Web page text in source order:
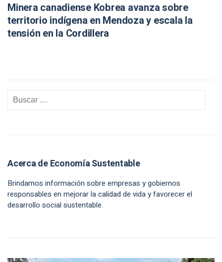
Minera canadiense Kobrea avanza sobre
territorio indígena en Mendoza y escala la
tensión en la Cordillera
Acerca de Economía Sustentable
Brindamos información sobre empresas y gobiernos
responsables en mejorar la calidad de vida y favorecer el
desarrollo social sustentable.